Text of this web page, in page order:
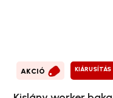
AKCIÓ KIÁRUSÍTÁS